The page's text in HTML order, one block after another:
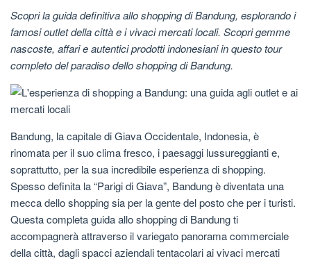
Scopri la guida definitiva allo shopping di Bandung, esplorando i
famosi outlet della città e i vivaci mercati locali. Scopri gemme
nascoste, affari e autentici prodotti indonesiani in questo tour
completo del paradiso dello shopping di Bandung.
Bandung, la capitale di Giava Occidentale, Indonesia, è
rinomata per il suo clima fresco, i paesaggi lussureggianti e,
soprattutto, per la sua incredibile esperienza di shopping.
Spesso definita la “Parigi di Giava”, Bandung è diventata una
mecca dello shopping sia per la gente del posto che per i turisti.
Questa completa guida allo shopping di Bandung ti
accompagnerà attraverso il variegato panorama commerciale
della città, dagli spacci aziendali tentacolari ai vivaci mercati